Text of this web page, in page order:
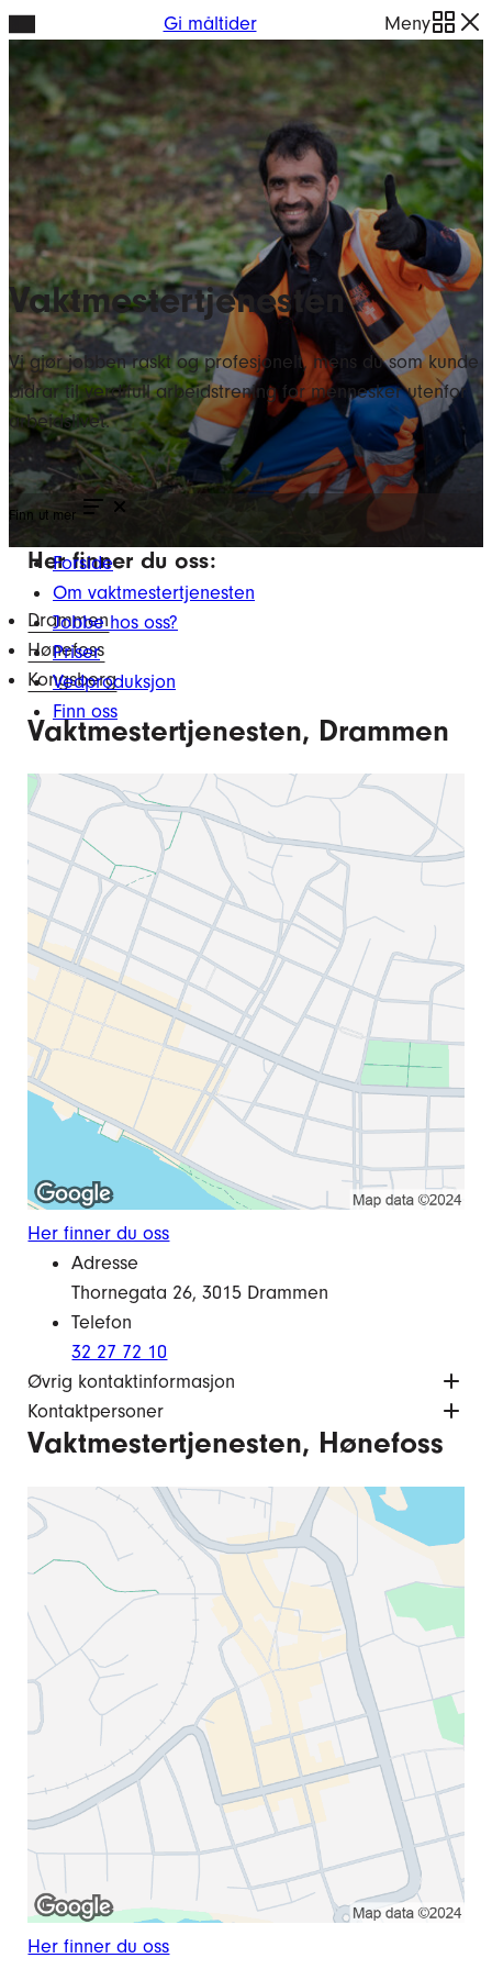
Hopp
innhold
Gi måltider Meny
Vaktmestertjenesten
Vi gjør jobben raskt og profesjonelt, mens du som kunde
bidrar til verdifull arbeidstrening for mennesker utenfor
arbeidslivet.
Finn ut mer
Forside
Om vaktmestertjenesten
Jobbe hos oss?
Priser
Vedproduksjon
Finn oss
Her finner du oss:
Drammen
Hønefoss
Kongsberg
Vaktmestertjenesten, Drammen
Her finner du oss
Adresse
Thornegata 26, 3015 Drammen
Telefon
32 27 72 10
Øvrig kontaktinformasjon
Kontaktpersoner
Vaktmestertjenesten, Hønefoss
Her finner du oss